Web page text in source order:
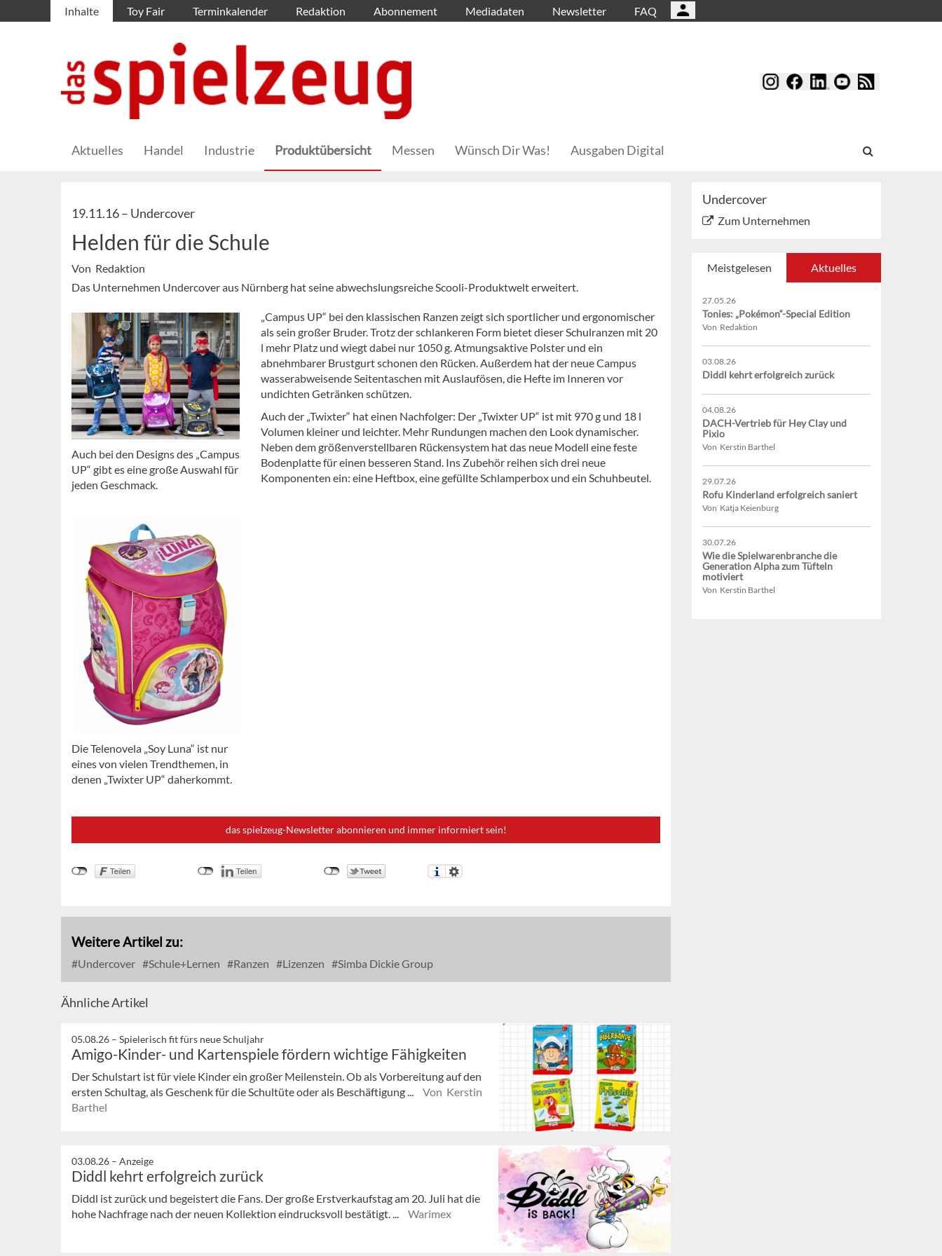
Inhalte Toy Fair Terminkalender Redaktion Abonnement Mediadaten Newsletter FAQ
Aktuelles Handel Industrie Produktübersicht Messen Wünsch Dir Was! Ausgaben Digital
19.11.16 – Undercover
Helden für die Schule
Von Redaktion
Das Unternehmen Undercover aus Nürnberg hat seine abwechslungsreiche Scooli-Produktwelt erweitert.
Auch bei den Designs des „Campus
UP“ gibt es eine große Auswahl für
jeden Geschmack.
Die Telenovela „Soy Luna“ ist nur
eines von vielen Trendthemen, in
denen „Twixter UP“ daherkommt.
„Campus UP“ bei den klassischen Ranzen zeigt sich sportlicher und ergonomischer
als sein großer Bruder. Trotz der schlankeren Form bietet dieser Schulranzen mit 20
l mehr Platz und wiegt dabei nur 1050 g. Atmungsaktive Polster und ein
abnehmbarer Brustgurt schonen den Rücken. Außerdem hat der neue Campus
wasserabweisende Seitentaschen mit Auslaufösen, die Hefte im Inneren vor
undichten Getränken schützen.
Auch der „Twixter“ hat einen Nachfolger: Der „Twixter UP“ ist mit 970 g und 18 l
Volumen kleiner und leichter. Mehr Rundungen machen den Look dynamischer.
Neben dem größenverstellbaren Rückensystem hat das neue Modell eine feste
Bodenplatte für einen besseren Stand. Ins Zubehör reihen sich drei neue
Komponenten ein: eine Heftbox, eine gefüllte Schlamperbox und ein Schuhbeutel.
das spielzeug-Newsletter abonnieren und immer informiert sein!
Weitere Artikel zu:
Undercover Schule+Lernen Ranzen Lizenzen Simba Dickie Group
Ähnliche Artikel
05.08.26 – Spielerisch fit fürs neue Schuljahr
Amigo-Kinder- und Kartenspiele fördern wichtige Fähigkeiten
Der Schulstart ist für viele Kinder ein großer Meilenstein. Ob als Vorbereitung auf den
ersten Schultag, als Geschenk für die Schultüte oder als Beschäftigung ...
Von Kerstin
Barthel
03.08.26 – Anzeige
Diddl kehrt erfolgreich zurück
Diddl ist zurück und begeistert die Fans. Der große Erstverkaufstag am 20. Juli hat die
hohe Nachfrage nach der neuen Kollektion eindrucksvoll bestätigt. ...
Warimex
Undercover
Zum Unternehmen
Meistgelesen Aktuelles
27.05.26
Tonies: „Pokémon“-Special Edition
Von Redaktion
03.08.26
Diddl kehrt erfolgreich zurück
04.08.26
DACH-Vertrieb für Hey Clay und
Pixio
Von Kerstin Barthel
29.07.26
Rofu Kinderland erfolgreich saniert
Von Katja Keienburg
30.07.26
Wie die Spielwarenbranche die
Generation Alpha zum Tüfteln
motiviert
Von Kerstin Barthel